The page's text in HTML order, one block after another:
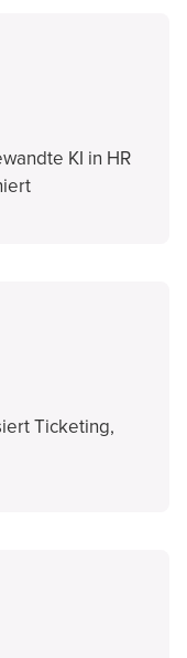
KI in HR
Ticketing,